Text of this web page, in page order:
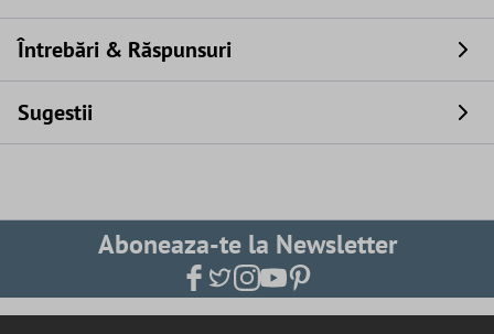
Întrebări & Răspunsuri
Sugestii
Aboneaza-te la Newsletter